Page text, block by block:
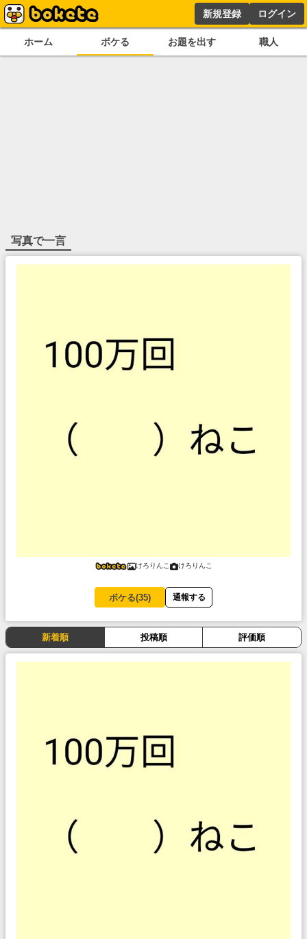
新規登録 ログイン
ホーム ボケる お題を出す 職人
写真で一言
けろりんこ けろりんこ
ボケる(35) 通報する
新着順 投稿順 評価順